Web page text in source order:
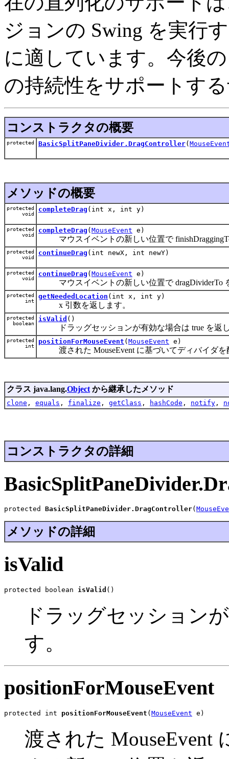
ジョンの Swing を実行
に適しています。今後
の持続性をサポートす
コンストラクタの概要
protected BasicSplitPaneDivider.DragController(
メソッドの概要
protected
void
completeDrag (int x, int y)
protected
void
completeDrag ( MouseEvent e)
マウスイベントの新しい位置で
protected
void
continueDrag (int newX, int newY)
protected
void
continueDrag ( MouseEvent e)
マウスイベントの新しい位置で dragDividerTo
protected
int
getNeededLocation (int x, int y)
x 引数を返します。
protected
boolean
isValid ()
ドラッグセッションが有効な場合は true を返
protected
int
positionForMouseEvent ( MouseEvent e)
渡された MouseEvent に基づいてディバイダを
クラス java.lang.Object から継承したメソッド
clone , equals , finalize , getClass , hashCode , notify ,
コンストラクタの詳細
protected BasicSplitPaneDivider.DragController(
メソッドの詳細
isValid
protected boolean isValid ()
ドラッグセッション
す。
positionForMouseEvent
protected int positionForMouseEvent ( MouseEvent e)
渡された MouseEvent